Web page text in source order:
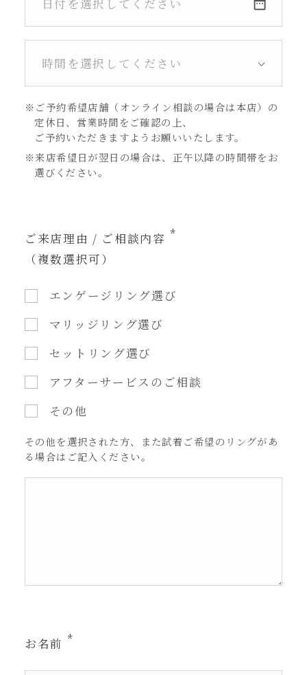
※ご予約希望店舗（オンライン相談の場合は本店）の
定休日、営業時間をご確認の上、
ご予約いただきますようお願いいたします。
※来店希望日が翌日の場合は、正午以降の時間帯をお
選びください。
ご来店理由 / ご相談内容
（複数選択可）
エンゲージリング選び
マリッジリング選び
セットリング選び
アフターサービスのご相談
その他
その他を選択された方、また試着ご希望のリングがあ
る場合はご記入ください。
お名前